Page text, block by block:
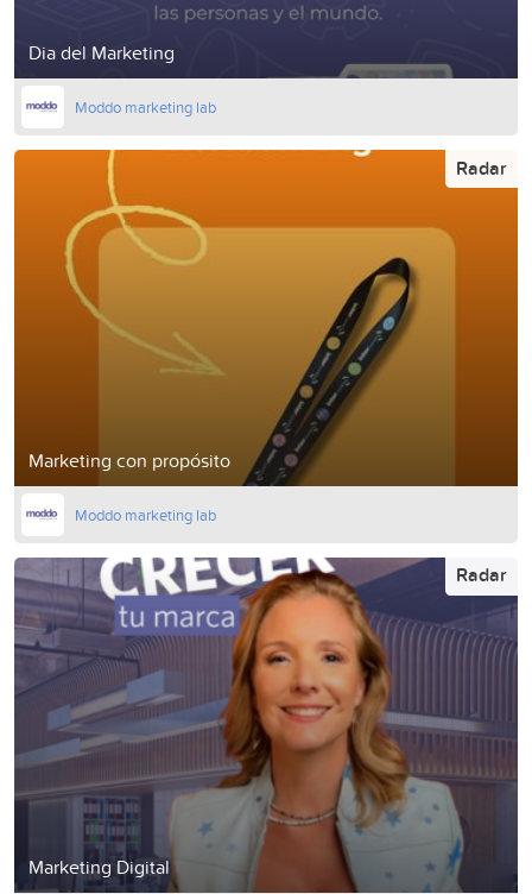
Dia del Marketing
Moddo marketing lab
Marketing con propósito
Radar
Moddo marketing lab
Marketing Digital
Radar